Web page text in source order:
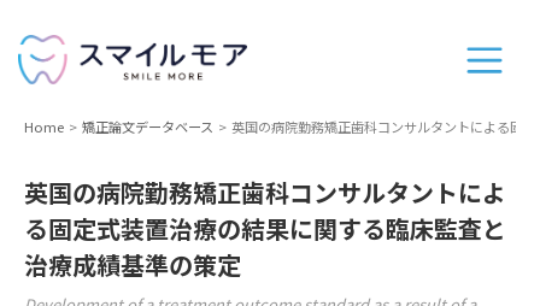
Home 矯正論文データベース 英国の病院勤務矯正歯科コンサルタントによる固
英国の病院勤務矯正歯科コンサルタントによ
る固定式装置治療の結果に関する臨床監査と
治療成績基準の策定